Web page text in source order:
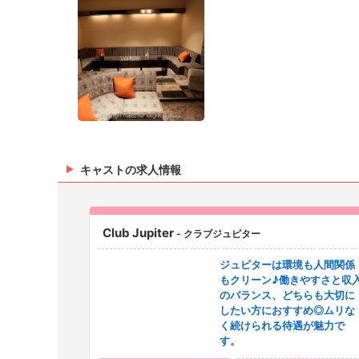
キャストの求人情報
Club Jupiter - クラブジュピター
ジュピターは環境も人間関係
もクリーン♪働きやすさと収
のバランス、どちらも大切に
したい方におすすめ◎ムリな
く続けられる待遇が魅力で
す。